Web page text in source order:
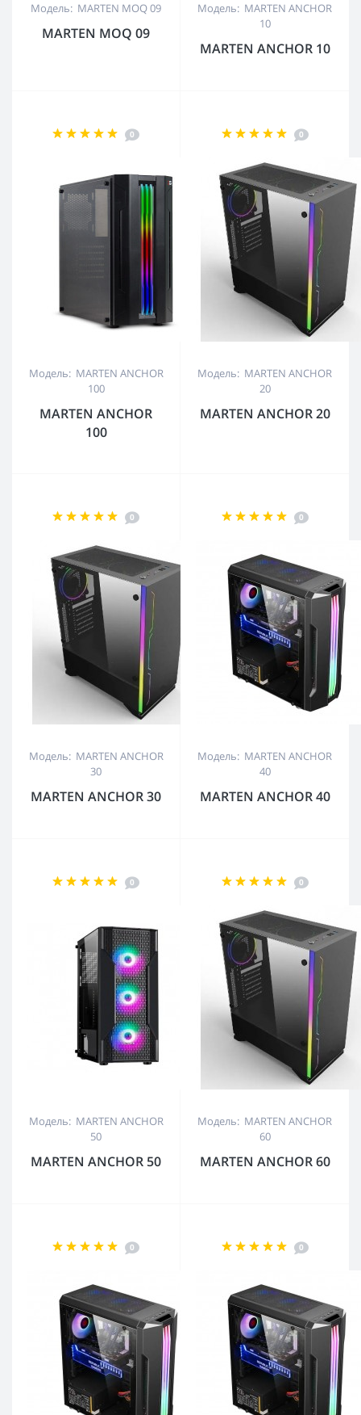
Модель: MARTEN MOQ 09
MARTEN MOQ 09
Модель: MARTEN ANCHOR
10
MARTEN ANCHOR 10
0
Модель: MARTEN ANCHOR
100
MARTEN ANCHOR
100
0
Модель: MARTEN ANCHOR
20
MARTEN ANCHOR 20
0
Модель: MARTEN ANCHOR
30
MARTEN ANCHOR 30
0
Модель: MARTEN ANCHOR
40
MARTEN ANCHOR 40
0
Модель: MARTEN ANCHOR
50
MARTEN ANCHOR 50
0
Модель: MARTEN ANCHOR
60
MARTEN ANCHOR 60
0 0